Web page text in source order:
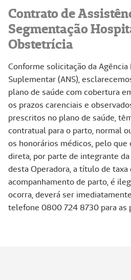
Contrato de
Segmentação
Obstetrícia
Conforme solicitação da Agência
Suplementar (ANS),
plano de saúde com cobertura
os prazos carenciais e
prescritos no plano de saúde,
contratual para o parto, normal
os honorários médicos, pelo que
direta, por parte de integrante
desta Operadora, a título de
acompanhamento de parto, é
ocorra, deverá ser
telefone 0800 724 8730 para as